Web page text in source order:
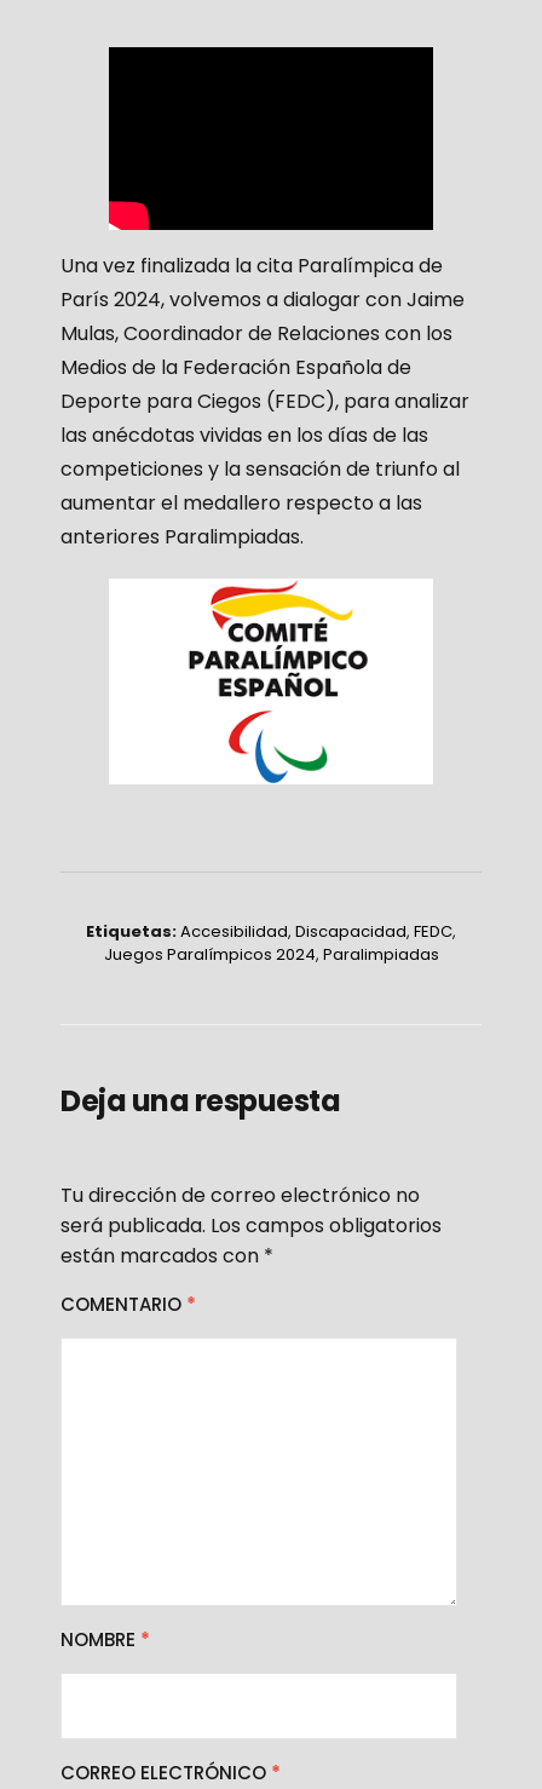
Una vez finalizada la cita Paralímpica de
París 2024, volvemos a dialogar con Jaime
Mulas, Coordinador de Relaciones con los
Medios de la Federación Española de
Deporte para Ciegos (FEDC), para analizar
las anécdotas vividas en los días de las
competiciones y la sensación de triunfo al
aumentar el medallero respecto a las
anteriores Paralimpiadas.
Etiquetas:Accesibilidad, Discapacidad, FEDC,
Juegos Paralímpicos 2024, Paralimpiadas
Deja una respuesta
Tu dirección de correo electrónico no
será publicada. Los campos obligatorios
están marcados con *
COMENTARIO *
NOMBRE *
CORREO ELECTRÓNICO *